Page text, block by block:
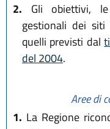
2. Gli obiettivi,
gestionali dei
quelli previsti dal
del 2004.
Aree di
1. La Regione